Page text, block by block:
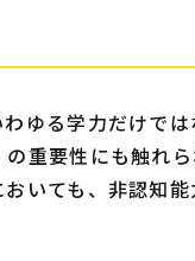
ゆる学力だけで
重要性にも触れ
いても、非認知